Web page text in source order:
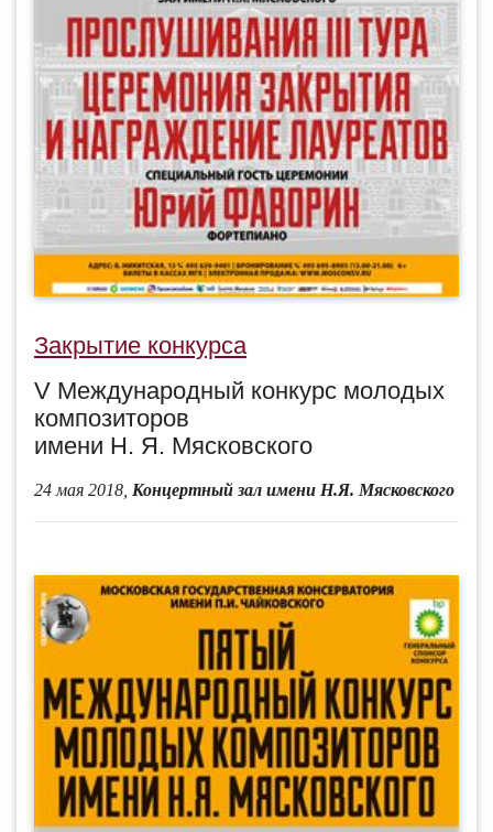
Закрытие конкурса
V Международный конкурс молодых
композиторов
имени Н. Я. Мясковского
24 мая 2018, Концертный зал имени Н.Я. Мясковского